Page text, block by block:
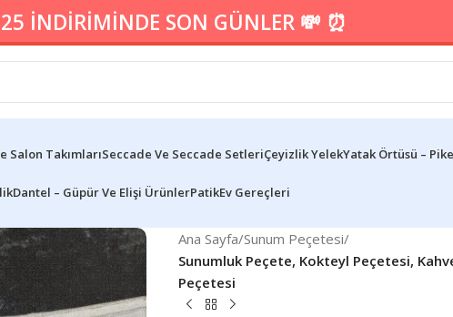
İNDİRİMİNDE SON GÜNLER 💸 ⏰
Salon TakımlarıSeccade Ve Seccade SetleriÇeyizlik YelekYatak Örtüsü – Pike
Dantel – Güpür Ve Elişi ÜrünlerPatikEv Gereçleri
Ana Sayfa/Sunum Peçetesi/
Sunumluk Peçete, Kokteyl Peçetesi,
Peçetesi